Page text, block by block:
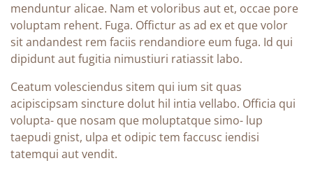
menduntur alicae. Nam et voloribus aut et, occae pore
voluptam rehent. Fuga. Offictur as ad ex et que volor
sit andandest rem faciis rendandiore eum fuga. Id qui
dipidunt aut fugitia nimustiuri ratiassit labo.
Ceatum volesciendus sitem qui ium sit quas
acipiscipsam sincture dolut hil intia vellabo. Officia qui
volupta- que nosam que moluptatque simo- lup
taepudi gnist, ulpa et odipic tem faccusc iendisi
tatemqui aut vendit.